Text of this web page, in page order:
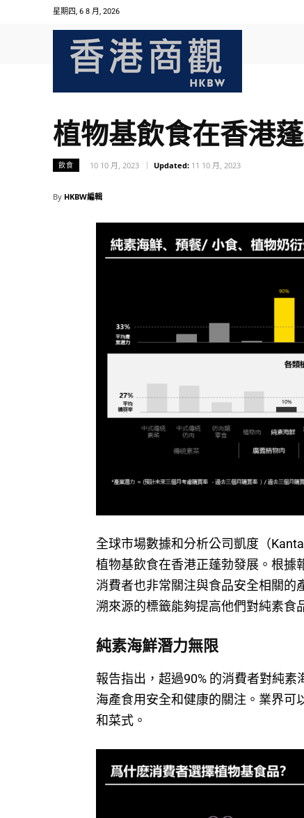
星期四, 6 8 月, 2026
植物基飲食在香港
飲食 10 10 月, 2023 Updated: 11 10 月, 2023
By HKBW編輯
全球市場數據和分析公司凱度（
植物基飲食在香港正蓬勃發展。根據
消費者也非常關注與食品安全相關的
溯來源的標籤能夠提高他們對純素食
純素海鮮潛力無限
報告指出，超過90% 的消費者對純
海產食用安全和健康的關注。業界可
和菜式。